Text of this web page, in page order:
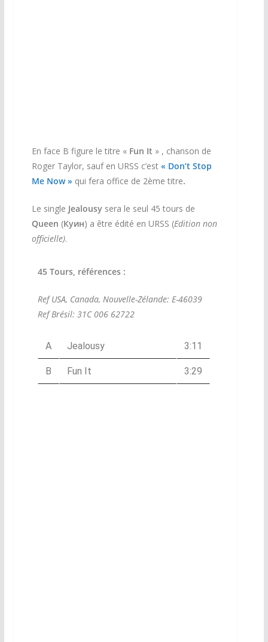
En face B figure le titre « Fun It » , chanson de
Roger Taylor, sauf en URSS c’est « Don’t Stop
Me Now » qui fera office de 2ème titre.
Le single Jealousysera le seul 45 tours de
Queen (Куин) a être édité en URSS (Edition non
officielle).
45 Tours, références :
Ref USA, Canada, Nouvelle-Zélande: E-46039
Ref Brésil: 31C 006 62722
A Jealousy 3:11
B Fun It 3:29